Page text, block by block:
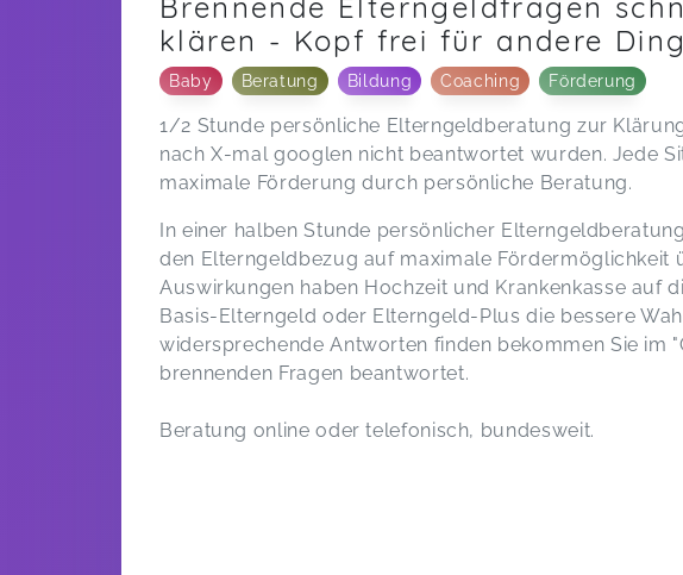
Brennende Elterngeldfragen
klären - Kopf frei für andere
Baby Beratung Bildung Coaching Förderung
1/2 Stunde persönliche Elterngeldberatung zur
nach X-mal googlen nicht beantwortet wurden. Jede
maximale Förderung durch persönliche Beratung.
In einer halben Stunde persönlicher
den Elterngeldbezug auf maximale Fördermöglichkeit
Auswirkungen haben Hochzeit und Krankenkasse auf
Basis-Elterngeld oder Elterngeld-Plus die bessere
widersprechende Antworten finden bekommen Sie im
brennenden Fragen beantwortet.
Beratung online oder telefonisch, bundesweit.